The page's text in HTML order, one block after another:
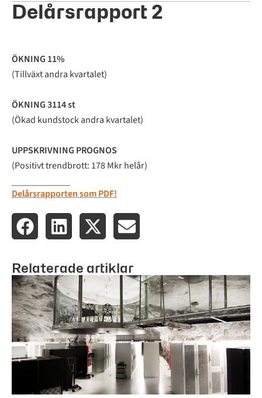
Delårsrapport 2
ÖKNING 11%
(Tillväxt andra kvartalet)
ÖKNING 3114 st
(Ökad kundstock andra kvartalet)
UPPSKRIVNING PROGNOS
(Positivt trendbrott: 178 Mkr helår)
Delårsrapporten som PDF!
Relaterade artiklar